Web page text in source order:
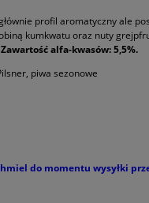
profil aromatyczny ale
kumkwatu oraz nuty
Zawartość alfa-kwasów: 5,5%.
piwa sezonowe
do momentu wysyłki